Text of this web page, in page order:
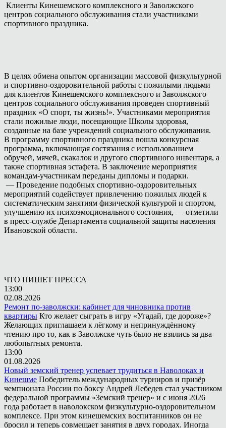
Клиенты Кинешемского комплексного и Заволжского
центров социального обслуживания стали участниками
спортивного праздника.
В целях обмена опытом организации массовой физкультурной
и спортивно-оздоровительной работы с пожилыми людьми
для клиентов Кинешемского комплексного и Заволжского
центров социального обслуживания проведен спортивный
праздник «О спорт, ты жизнь!». Участниками мероприятия
стали пожилые люди, посещающие Школы здоровья,
созданные на базе учреждений социального обслуживания.
В программу спортивного праздника вошла конкурсная
программа, включающая состязания с использованием
обручей, мячей, скакалок и другого спортивного инвентаря, а
также спортивная эстафета. В заключение мероприятия
командам-участникам переданы дипломы и подарки.
— Проведение подобных спортивно-оздоровительных
мероприятий содействует привлечению пожилых людей к
систематическим занятиям физической культурой и спортом,
улучшению их психоэмоционального состояния, — отметили
в пресс-службе Департамента социальной защиты населения
Ивановской области.
ЧТО ПИШЕТ ПРЕССА
13:00
02.08.2026
Ремонт по-заволжски: кабинет для чиновника против
квартиры Кто желает сыграть в игру «Угадай, где дороже»?
Желающих приглашаем к лёгкому и непринуждённому
чтению про то, как в Заволжске чуть было не взялись за два
любопытных ремонта.
13:00
01.08.2026
Новый земский тренер успевает трудиться в Наволоках и
Кинешме Победитель международных турниров и призёр
чемпионата России по боксу Андрей Лебедев стал участником
федеральной программы «Земский тренер» и с июня 2026
года работает в наволокском физкультурно-оздоровительном
комплексе. При этом кинешемских воспитанников он не
бросил и теперь совмещает занятия в двух городах. Иногда